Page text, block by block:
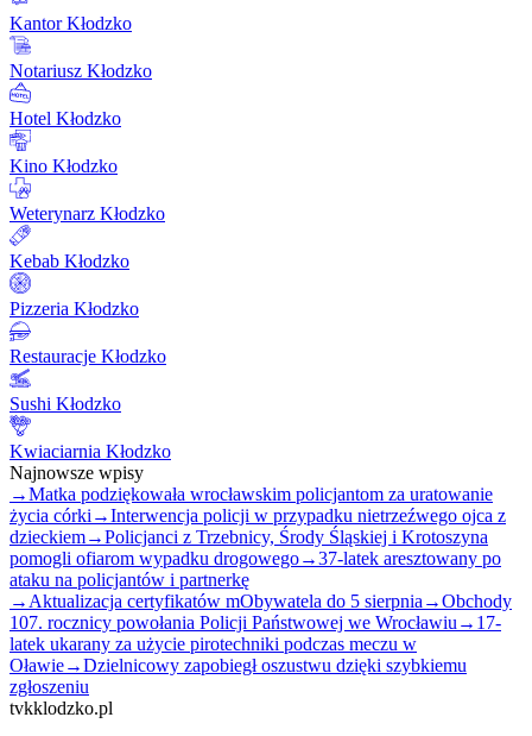
Kantor Kłodzko
Notariusz Kłodzko
Hotel Kłodzko
Kino Kłodzko
Weterynarz Kłodzko
Kebab Kłodzko
Pizzeria Kłodzko
Restauracje Kłodzko
Sushi Kłodzko
Kwiaciarnia Kłodzko
Najnowsze wpisy
→Matka podziękowała wrocławskim policjantom za uratowanie
życia córki →Interwencja policji w przypadku nietrzeźwego ojca z
dzieckiem→Policjanci z Trzebnicy, Środy Śląskiej i Krotoszyna
pomogli ofiarom wypadku drogowego→37-latek aresztowany po
ataku na policjantów i partnerkę
→ Aktualizacja certyfikatów mObywatela do 5 sierpnia →Obchody
107. rocznicy powołania Policji Państwowej we Wrocławiu → 17-
latek ukarany za użycie pirotechniki podczas meczu w
Oławie→Dzielnicowy zapobiegł oszustwu dzięki szybkiemu
zgłoszeniu
tvkklodzko.pl